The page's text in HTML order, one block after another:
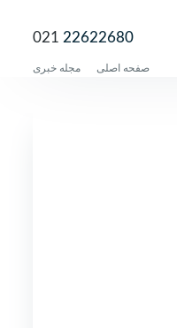
021 22622680
صفحه اصلی مجله خبری